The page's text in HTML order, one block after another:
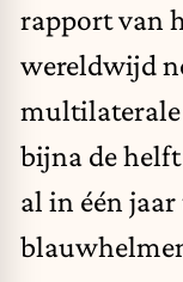
rapportvan
wereldwijd
multilaterale
bijna de
al in één